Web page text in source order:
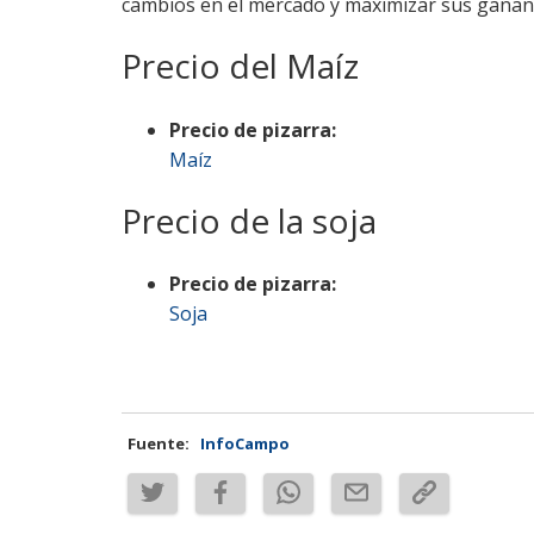
Precio del Maíz
Precio de pizarra:
Maíz
Precio de la soja
Precio de pizarra:
Soja
Fuente: InfoCampo